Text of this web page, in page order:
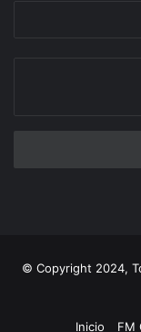
© Copyright 2024,
Inicio
FM